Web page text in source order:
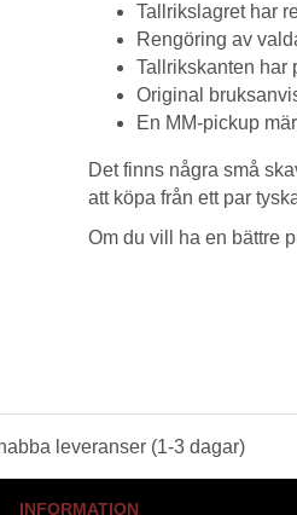
Tallrikslagret har
Rengöring av
Tallrikskanten har
Original
En MM-pickup
Det finns några små
att köpa från ett par
Om du vill ha en bättre
leveranser (1-3 dagar)
INFORMATION